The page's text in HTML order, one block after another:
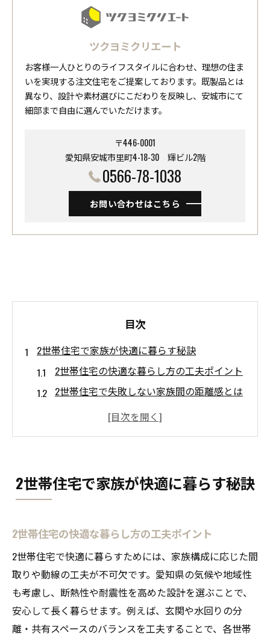
ツクヨミクリエート
お客様一人ひとりのライフスタイルに合わせ、理想の住ま
いを実現する注文住宅をご提案しております。既製品とは
異なり、設計や素材選びにこだわりを反映し、安城市にて
細部まで自由に選んでいただけます。
〒446-0001
愛知県安城市里町4-18-30 ​​​​​​​輝ビル2階
0566-78-1038
お問い合わせはこちら
目次
2世帯住宅で家族が快適に暮らす秘訣
2世帯住宅の快適な暮らし方の工夫ポイント
2世帯住宅で失敗しない家族間の距離感とは
2世帯住宅で叶える家族の安心とプライバシ
理想の2世帯住宅プランを考えるなら
家族構成別2世帯住宅プランの選び方ガイド
2世帯住宅プランで重視したい注文住宅の特
徴
ライフスタイルに最適な2世帯住宅プランと
は
平屋でも叶う2世帯住宅プランの魅力と工夫
2世帯住宅で家族が快適に暮らす秘訣
2世帯住宅の快適な暮らし方の工夫ポイント
2世帯住宅で快適に暮らすためには、家族構成に応じた間
取りや動線の工夫が不可欠です。愛知県の気候や地域性
も考慮し、断熱性や耐震性を高めた設計を選ぶことで、
安心して長く暮らせます。例えば、玄関や水回りの分
離・共有スペースのバランスを工夫することで、各世帯